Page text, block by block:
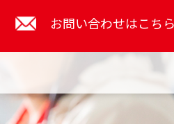
お問い合わせはこちら